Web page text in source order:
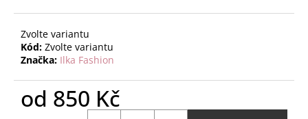
Zvolte variantu
Kód: Zvolte variantu
Značka: Ilka Fashion
od 850 Kč